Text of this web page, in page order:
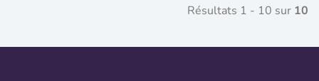
Résultats 1 - 10 sur 10